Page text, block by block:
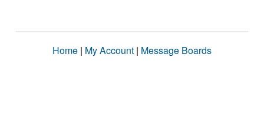
Home | My Account | Message Boards